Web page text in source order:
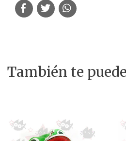
También te